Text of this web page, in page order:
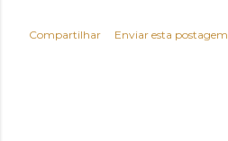
Compartilhar Enviar esta postagem